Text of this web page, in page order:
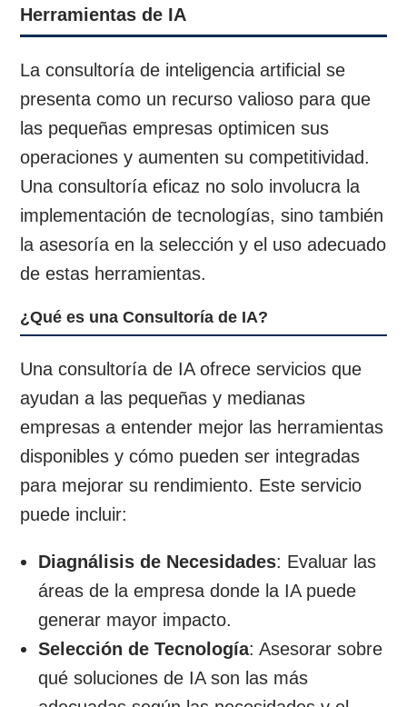
Herramientas de IA
La consultoría de inteligencia artificial se
presenta como un recurso valioso para que
las pequeñas empresas optimicen sus
operaciones y aumenten su competitividad.
Una consultoría eficaz no solo involucra la
implementación de tecnologías, sino también
la asesoría en la selección y el uso adecuado
de estas herramientas.
¿Qué es una Consultoría de IA?
Una consultoría de IA ofrece servicios que
ayudan a las pequeñas y medianas
empresas a entender mejor las herramientas
disponibles y cómo pueden ser integradas
para mejorar su rendimiento. Este servicio
puede incluir:
Diagnálisis de Necesidades: Evaluar las
áreas de la empresa donde la IA puede
generar mayor impacto.
Selección de Tecnología: Asesorar sobre
qué soluciones de IA son las más